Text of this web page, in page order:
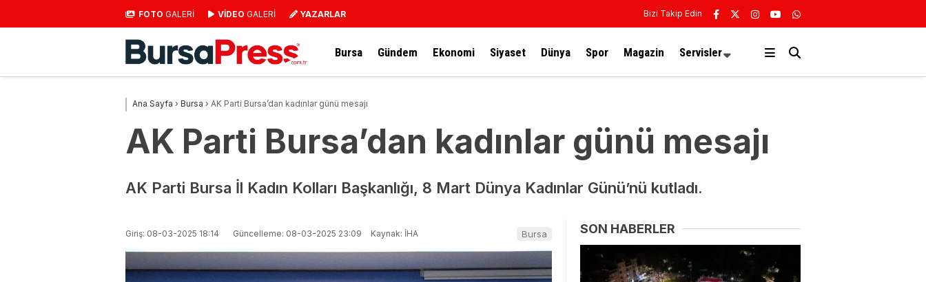
FOTO GALERİ VİDEO GALERİ YAZARLAR Bizi Takip Edin
Bursa Gündem Ekonomi Siyaset Dünya Spor Magazin Servisler
Ana Sayfa › Bursa › AK Parti Bursa’dan kadınlar günü mesajı
AK Parti Bursa’dan kadınlar günü mesajı
AK Parti Bursa İl Kadın Kolları Başkanlığı, 8 Mart Dünya Kadınlar Günü’nü kutladı.
Giriş: 08-03-2025 18:14 Güncelleme: 08-03-2025 23:09 Kaynak: İHA Bursa SON HABERLER